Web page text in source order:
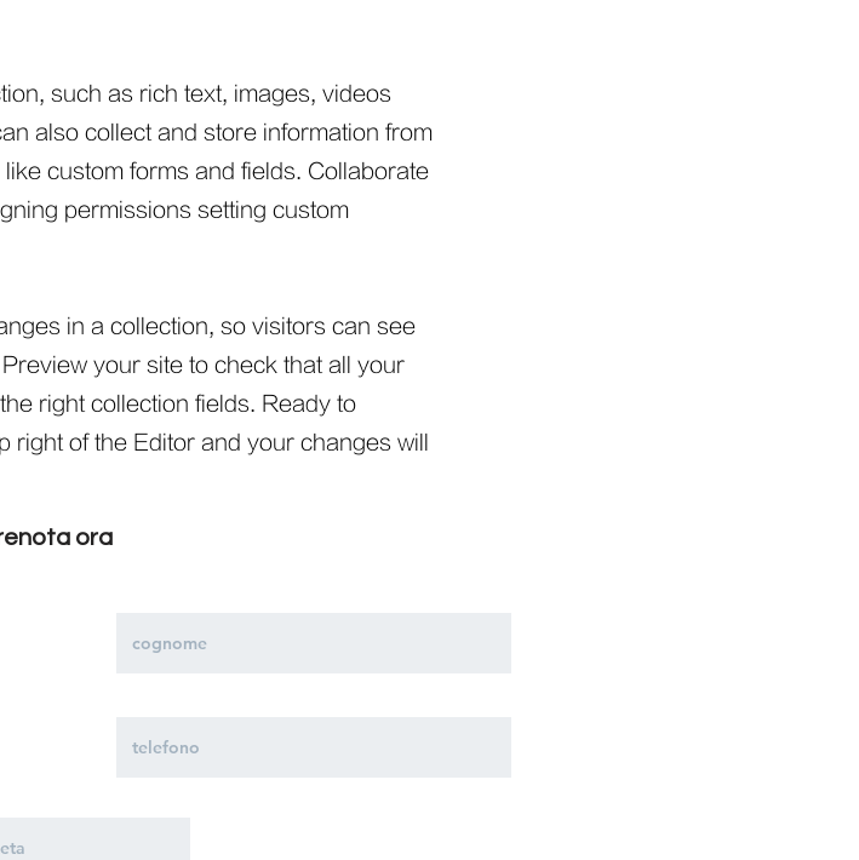
such as rich text, images, videos
also collect and store information from
custom forms and fields. Collaborate
permissions setting custom
in a collection, so visitors can see
your site to check that all your
right collection fields. Ready to
of the Editor and your changes will
ora